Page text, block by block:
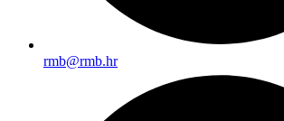
rmb@rmb.hr